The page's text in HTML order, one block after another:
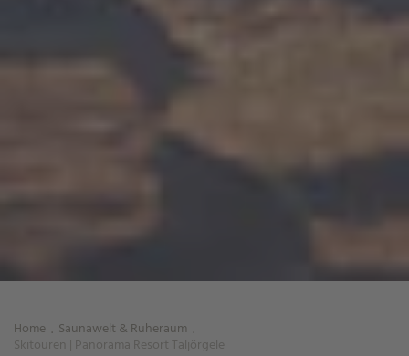
Home . Saunawelt & Ruheraum .
Skitouren | Panorama Resort Taljörgele